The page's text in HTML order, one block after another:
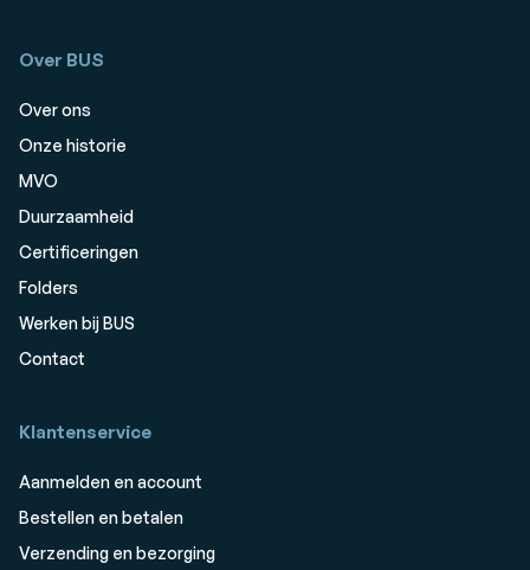
Over BUS
Over ons
Onze historie
MVO
Duurzaamheid
Certificeringen
Folders
Werken bij BUS
Contact
Klantenservice
Aanmelden en account
Bestellen en betalen
Verzending en bezorging